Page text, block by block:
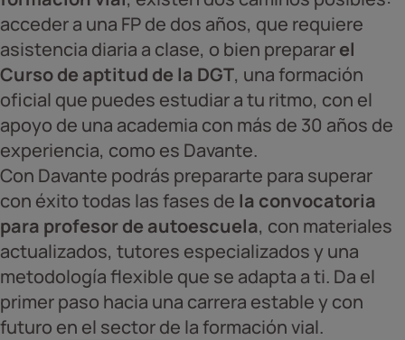
acceder a una FP de dos años, que requiere
asistencia diaria a clase, o bien prepararel
Curso de aptitud de la DGT, una formación
oficial que puedes estudiar a tu ritmo, con el
apoyo de una academia con más de 30 años de
experiencia, como es Davante.
Con Davante podrás prepararte para superar
con éxito todas las fases de la convocatoria
para profesor de autoescuela, con materiales
actualizados, tutores especializados y una
metodología flexible que se adapta a ti. Da el
primer paso hacia una carrera estable y con
futuro en el sector de la formación vial.